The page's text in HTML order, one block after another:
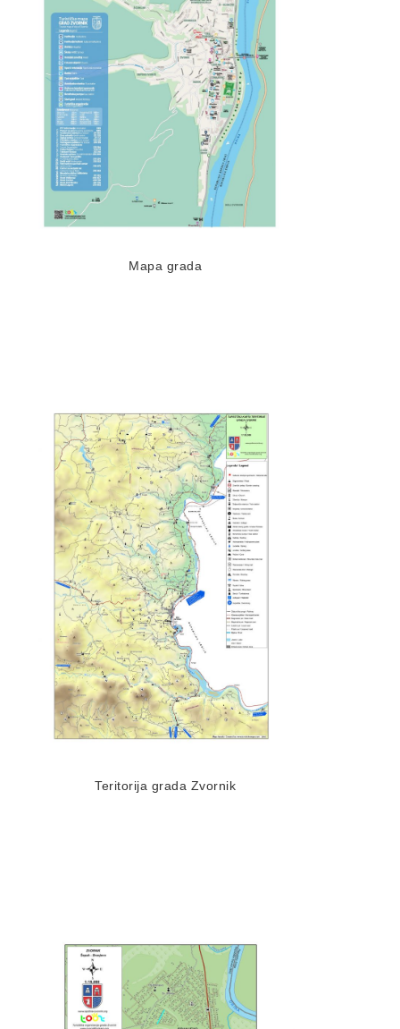
Mapa grada
Teritorija grada Zvornik